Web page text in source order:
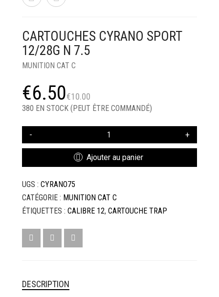
ARMES DE TIR & DE LOISIR
CATÉGORIE B
DIVERS ET PIÈCES DÉTACHÉES
ENTRETIEN, NETTOYAGE DES ARMES
MATÉRIEL DE FORCES DE L’ORDRE
JARDINAGE / OUTILLAGE
JOUETS
MUNITIONS & RECHARGEMENT
PRODUITS D’ENTRETIEN & DROGUERIE
LÉGISLATION
Accueil
CARTOUCHES CYRANO SPORT
12/28G N 7.5
MUNITION CAT C
€10.00
prix
initial
était :
€10.00.
€6.50
prix
actuel
est :
€6.50.
380 EN STOCK (PEUT ÊTRE COMMANDÉ)
DE
12/28G
N
7.5
Ajouter au panier
UGS : CYRANO75
CATÉGORIE : MUNITION CAT C
ÉTIQUETTES : CALIBRE 12, CARTOUCHE TRAP
DESCRIPTION